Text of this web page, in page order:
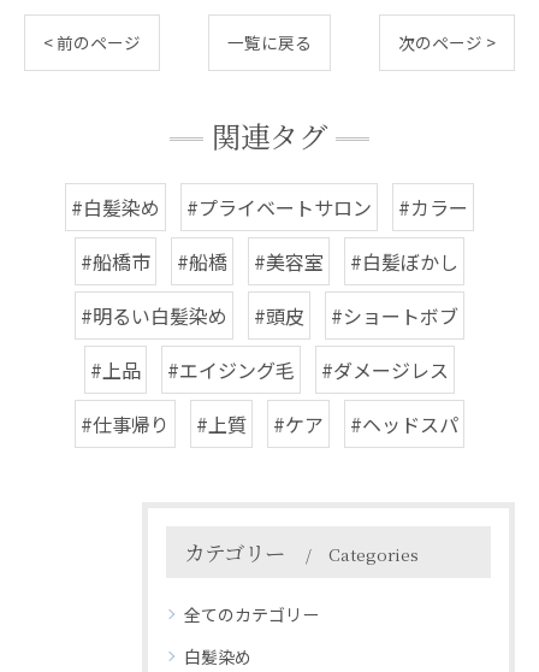
< 前のページ 一覧に戻る 次のページ >
関連タグ
#白髪染め #プライベートサロン
#カラー
#船橋市
#船橋 #美容室
#白髪ぼかし
#明るい白髪染め
#頭皮
#ショートボブ
#上品
#エイジング毛
#ダメージレス
#仕事帰り
#上質 #ケア #ヘッドスパ
カテゴリー Categories
全てのカテゴリー
白髪染め